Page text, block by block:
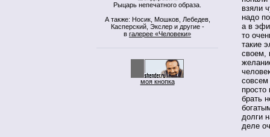
Рыцарь непечатного образа.
А также: Носик, Мошков, Лебедев,
Касперский, Экслер и другие -
в галерее «Человеки»
моя кнопка
взяли
надо
а в
то
такие
своем,
брать
долги
деле